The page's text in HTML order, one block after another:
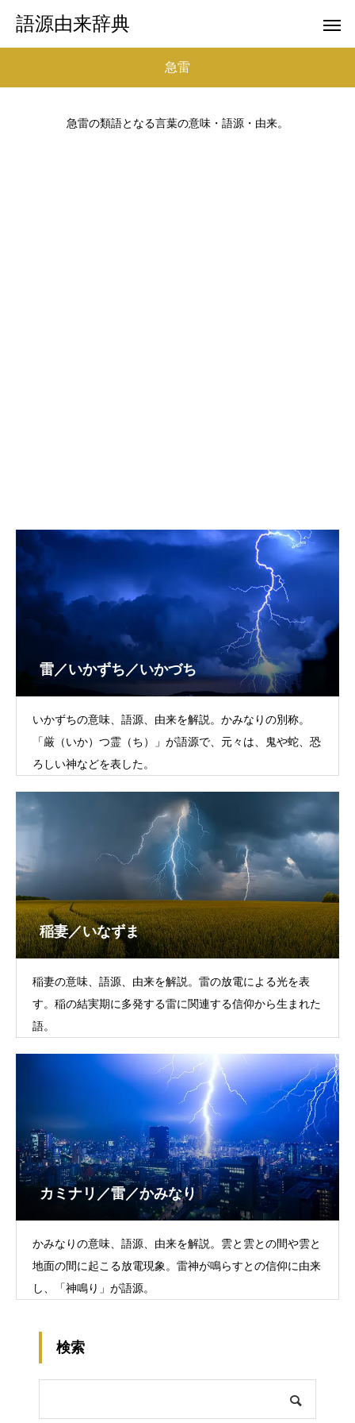
語源由来辞典
急雷
急雷の類語となる言葉の意味・語源・由来。
雷／いかずち／いかづち
いかずちの意味、語源、由来を解説。かみなりの別称。
「厳（いか）つ霊（ち）」が語源で、元々は、鬼や蛇、恐
ろしい神などを表した。
稲妻／いなずま
稲妻の意味、語源、由来を解説。雷の放電による光を表
す。稲の結実期に多発する雷に関連する信仰から生まれた
語。
カミナリ／雷／かみなり
かみなりの意味、語源、由来を解説。雲と雲との間や雲と
地面の間に起こる放電現象。雷神が鳴らすとの信仰に由来
し、「神鳴り」が語源。
検索